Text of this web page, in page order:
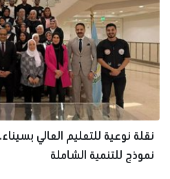
نقلة نوعية للتعليم العالي
نموذج للتنمية الشاملة